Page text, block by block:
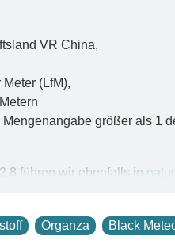
VR China,
(LfM),
größer als 1
führen wir ebenfalls in
Programm. Ein
Organza Black